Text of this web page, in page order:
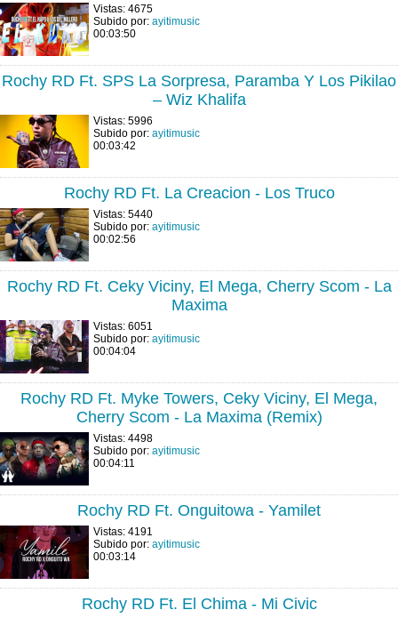
Vistas: 4675
Subido por: ayitimusic
00:03:50
Rochy RD Ft. SPS La Sorpresa, Paramba Y Los Pikilao
– Wiz Khalifa
Vistas: 5996
Subido por: ayitimusic
00:03:42
Rochy RD Ft. La Creacion - Los Truco
Vistas: 5440
Subido por: ayitimusic
00:02:56
Rochy RD Ft. Ceky Viciny, El Mega, Cherry Scom - La
Maxima
Vistas: 6051
Subido por: ayitimusic
00:04:04
Rochy RD Ft. Myke Towers, Ceky Viciny, El Mega,
Cherry Scom - La Maxima (Remix)
Vistas: 4498
Subido por: ayitimusic
00:04:11
Rochy RD Ft. Onguitowa - Yamilet
Vistas: 4191
Subido por: ayitimusic
00:03:14
Rochy RD Ft. El Chima - Mi Civic